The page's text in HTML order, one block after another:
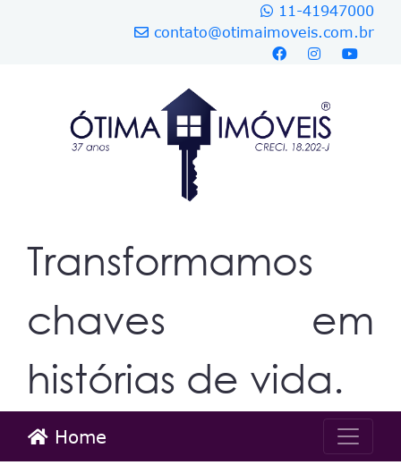
11-41947000
contato@otimaimoveis.com.br
Transformamos
chaves em
histórias de vida.
Home